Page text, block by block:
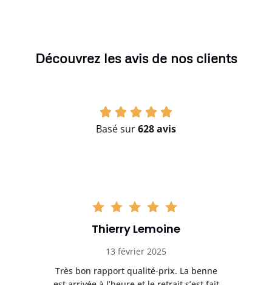
Découvrez les avis de nos clients
Basé sur628 avis
Thierry Lemoine
13 février 2025
Très bon rapport qualité-prix. La benne